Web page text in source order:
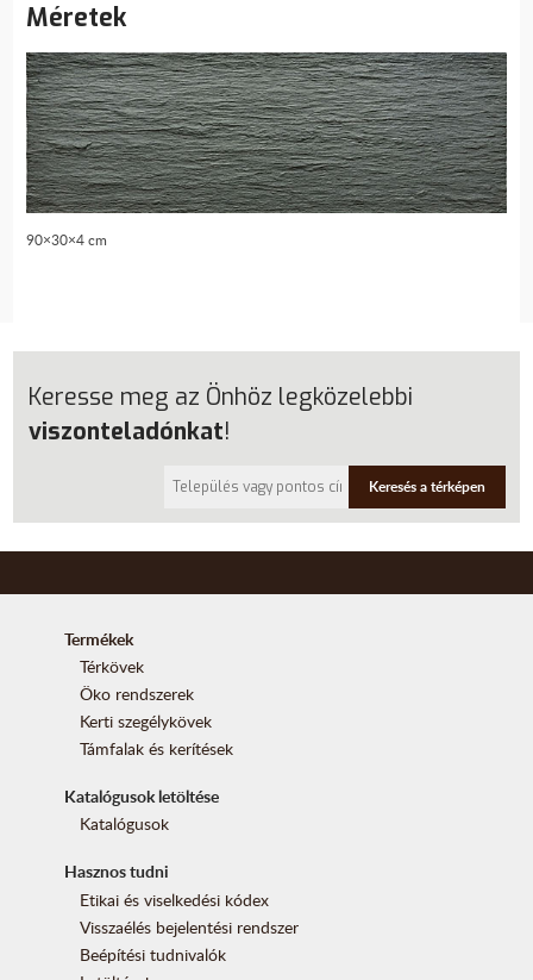
Méretek
90×30×4 cm
Keresés a térképen
Keresse meg az Önhöz legközelebbi
viszonteladónkat!
Termékek
Térkövek
Öko rendszerek
Kerti szegélykövek
Támfalak és kerítések
Katalógusok letöltése
Katalógusok
Hasznos tudni
Etikai és viselkedési kódex
Visszaélés bejelentési rendszer
Beépítési tudnivalók